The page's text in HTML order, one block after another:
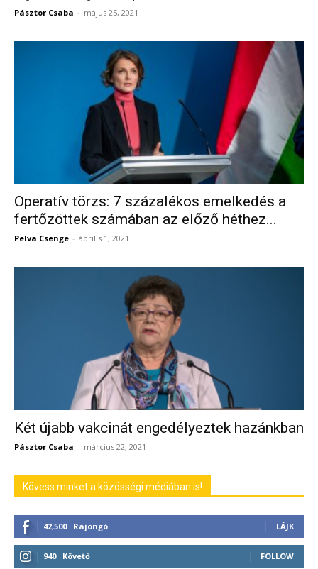
Pásztor Csaba - május 25, 2021
Operatív törzs: 7 százalékos emelkedés a
fertőzöttek számában az előző héthez...
Pelva Csenge - április 1, 2021
Két újabb vakcinát engedélyeztek hazánkban
Pásztor Csaba - március 22, 2021
Kövess minket a közösségi médiában is!
42,500 Rajongó LÁJK
940 Követő FOLLOW